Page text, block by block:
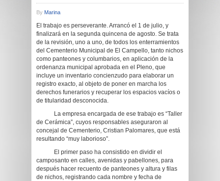
By Marina
El trabajo es perseverante. Arrancó el 1 de julio, y
finalizará en la segunda quincena de agosto. Se trata
de la revisión, uno a uno, de todos los enterramientos
del Cementerio Municipal de El Campello, tanto nichos
como panteones y columbarios, en aplicación de la
ordenanza municipal aprobada en el Pleno, que
incluye un inventario concienzudo para elaborar un
registro exacto, al objeto de poner en marcha los
derechos funerarios y recuperar los espacios vacíos o
de titularidad desconocida.
La empresa encargada de ese trabajo es “Taller
de Cerámica”, cuyos responsables aseguraron al
concejal de Cementerio, Cristian Palomares, que está
resultando “muy laborioso”.
El primer paso ha consistido en dividir el
camposanto en calles, avenidas y pabellones, para
después hacer recuento de panteones y altura y filas
de nichos, registrando cada nombre y fecha de